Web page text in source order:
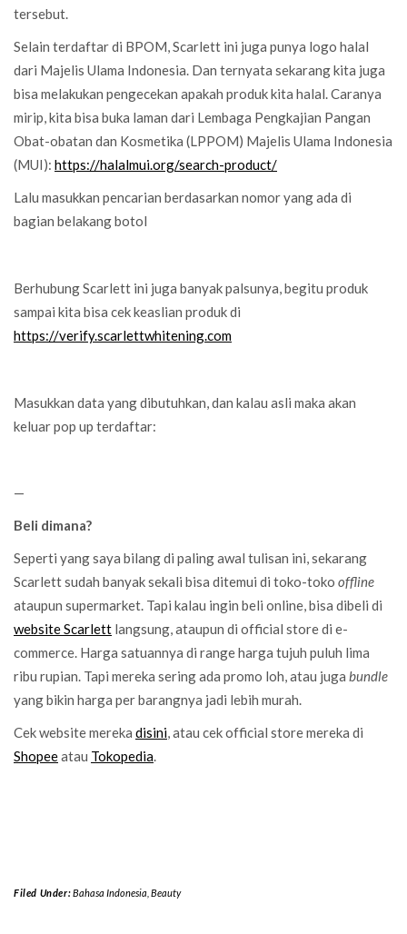
tersebut.
Selain terdaftar di BPOM, Scarlett ini juga punya logo halal
dari Majelis Ulama Indonesia. Dan ternyata sekarang kita juga
bisa melakukan pengecekan apakah produk kita halal. Caranya
mirip, kita bisa buka laman dari Lembaga Pengkajian Pangan
Obat-obatan dan Kosmetika (LPPOM) Majelis Ulama Indonesia
(MUI): https://halalmui.org/search-product/
Lalu masukkan pencarian berdasarkan nomor yang ada di
bagian belakang botol
Berhubung Scarlett ini juga banyak palsunya, begitu produk
sampai kita bisa cek keaslian produk di
https://verify.scarlettwhitening.com
Masukkan data yang dibutuhkan, dan kalau asli maka akan
keluar pop up terdaftar:
—
Beli dimana?
Seperti yang saya bilang di paling awal tulisan ini, sekarang
Scarlett sudah banyak sekali bisa ditemui di toko-toko offline
ataupun supermarket. Tapi kalau ingin beli online, bisa dibeli di
website Scarlett langsung, ataupun di official store di e-
commerce. Harga satuannya di range harga tujuh puluh lima
ribu rupian. Tapi mereka sering ada promo loh, atau juga bundle
yang bikin harga per barangnya jadi lebih murah.
Cek website mereka disini, atau cek official store mereka di
Shopeeatau Tokopedia.
Filed Under:Bahasa Indonesia Beauty